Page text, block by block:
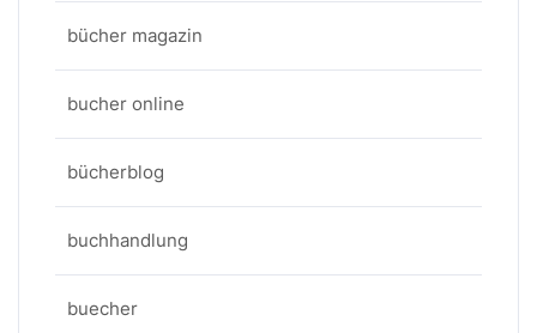
bücher magazin
bucher online
bücherblog
buchhandlung
buecher